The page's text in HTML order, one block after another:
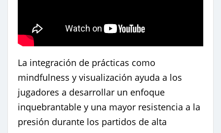
La integración de prácticas como
mindfulness y visualización ayuda a los
jugadores a desarrollar un enfoque
inquebrantable y una mayor resistencia a la
presión durante los partidos de alta